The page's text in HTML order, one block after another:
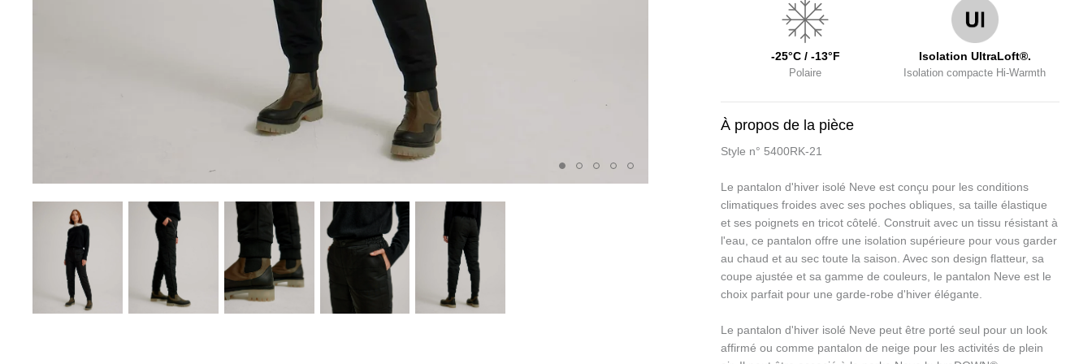
-25°C / -13°F
Polaire
Isolation UltraLoft®.
Isolation compacte Hi-Warmth
À propos de la pièce
Style n° 5400RK-21
Le pantalon d'hiver isolé Neve est conçu pour les conditions
climatiques froides avec ses poches obliques, sa taille élastique
et ses poignets en tricot côtelé. Construit avec un tissu résistant à
l'eau, ce pantalon offre une isolation supérieure pour vous garder
au chaud et au sec toute la saison. Avec son design flatteur, sa
coupe ajustée et sa gamme de couleurs, le pantalon Neve est le
choix parfait pour une garde-robe d'hiver élégante.
Le pantalon d'hiver isolé Neve peut être porté seul pour un look
affirmé ou comme pantalon de neige pour les activités de plein